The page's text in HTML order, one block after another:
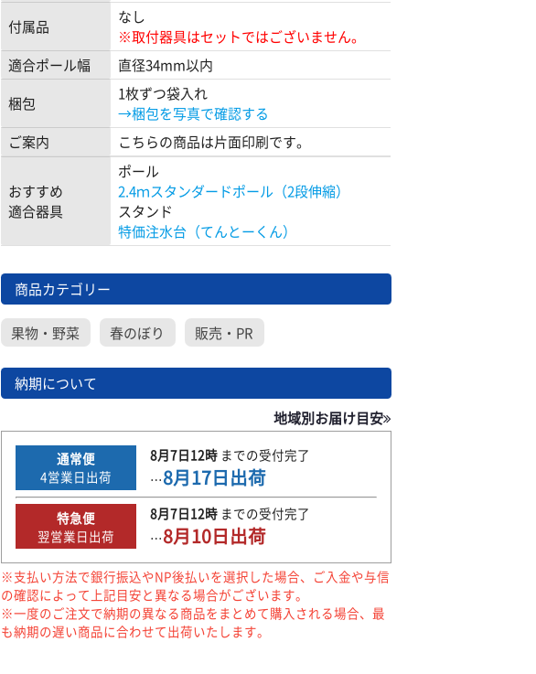
付属品
なし
※取付器具はセットではございません。
適合ポール幅
直径34mm以内
梱包
1枚ずつ袋入れ
→梱包を写真で確認する
ご案内
こちらの商品は片面印刷です。
おすすめ
適合器具
ポール
2.4ｍスタンダードポール（2段伸縮）
スタンド
特価注水台（てんとーくん）
商品カテゴリー
果物・野菜 春のぼり 販売・PR
納期について
地域別お届け目安
通常便
4営業日出荷
8月7日12時までの受付完了
…8月17日出荷
特急便
翌営業日出荷
8月7日12時までの受付完了
…8月10日出荷
※支払い方法で銀行振込やNP後払いを選択した場合、ご入金や与信
の確認によって上記目安と異なる場合がございます。
※一度のご注文で納期の異なる商品をまとめて購入される場合、最
も納期の遅い商品に合わせて出荷いたします。